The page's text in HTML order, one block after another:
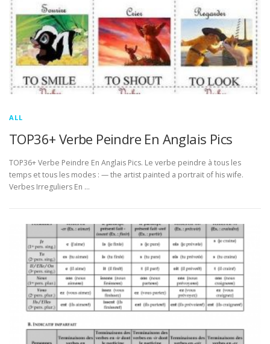
ALL
TOP36+ Verbe Peindre En Anglais Pics
TOP36+ Verbe Peindre En Anglais Pics. Le verbe peindre à tous les
temps et tous les modes : — the artist painted a portrait of his wife.
Verbes Irreguliers En …